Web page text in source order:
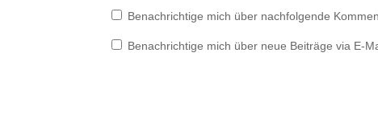
Benachrichtige mich über nachfolgende
Benachrichtige mich über neue Beiträge via E-